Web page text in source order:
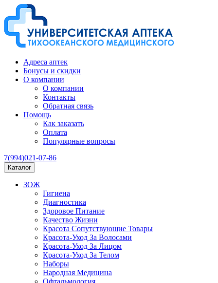
Адреса аптек
Бонусы и скидки
О компании
О компании
Контакты
Обратная связь
Помощь
Как заказать
Оплата
Популярные вопросы
7(994)021-07-86
Каталог
ЗОЖ
Гигиена
Диагностика
Здоровое Питание
Качество Жизни
Красота Сопутствующие Товары
Красота-Уход За Волосами
Красота-Уход За Лицом
Красота-Уход За Телом
Наборы
Народная Медицина
Офтальмология